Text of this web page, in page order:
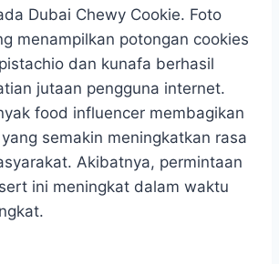
Dubai Chewy Cookie. Foto
menampilkan potongan cookies
dan kunafa berhasil
jutaan pengguna internet.
food influencer membagikan
semakin meningkatkan rasa
Akibatnya, permintaan
ini meningkat dalam waktu